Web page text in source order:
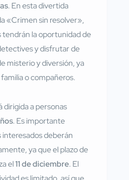
. En esta divertida
«Crimen sin resolver»,
tendrán la oportunidad de
y disfrutar de
misterio y diversión, ya
o compañeros.
dirigida a personas
. Es importante
interesados deberán
ya que el plazo de
el11 de diciembre. El